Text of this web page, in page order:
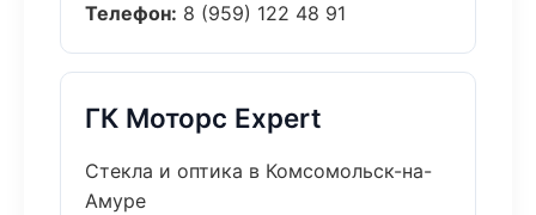
Телефон: 8 (959) 122 48 91
ГК Моторс Expert
Стекла и оптика в Комсомольск-на-
Амуре